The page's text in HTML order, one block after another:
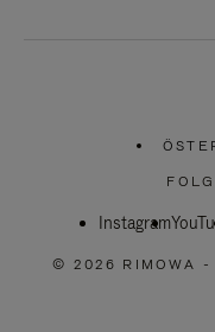
Instagram
© 2026 RIMOWA -